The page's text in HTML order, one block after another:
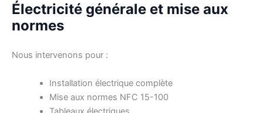
Électricité générale et mise aux
normes
Nous intervenons pour :
Installation électrique complète
Mise aux normes NFC 15-100